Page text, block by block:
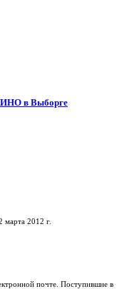
в Выборге
2012 г.
почте. Поступившие в